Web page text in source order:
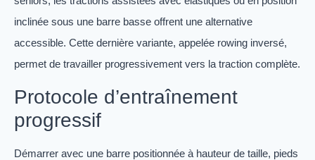
inclinée sous une barre basse offrent une alternative
accessible. Cette dernière variante, appelée rowing inversé,
permet de travailler progressivement vers la traction complète.
Protocole d’entraînement
progressif
Démarrer avec une barre positionnée à hauteur de taille, pieds